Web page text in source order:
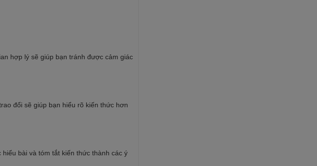
hợp lý sẽ giúp bạn tránh được cảm giác
đổi sẽ giúp bạn hiểu rõ kiến thức hơn
bài và tóm tắt kiến thức thành các ý